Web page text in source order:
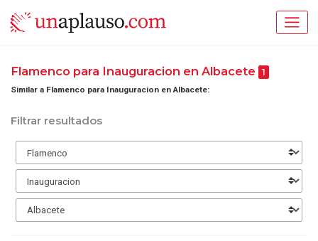
Flamenco para Inauguracion en Albacete 1
Similar a Flamenco para Inauguracion en Albacete:
Filtrar resultados